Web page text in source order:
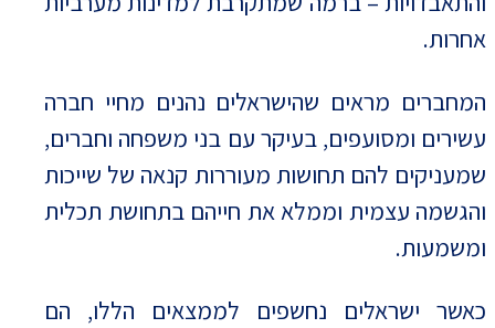
אחרות.
המחברים מראים שהישראלים נהנים מחיי חברה
עשירים ומסועפים, בעיקר עם בני משפחה וחברים,
שמעניקים להם תחושות מעוררות קנאה של שייכות
והגשמה עצמית וממלא את חייהם בתחושת תכלית
ומשמעות.
כאשר ישראלים נחשפים לממצאים הללו, הם